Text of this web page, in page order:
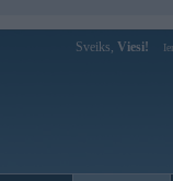
Sveiks, Viesi!